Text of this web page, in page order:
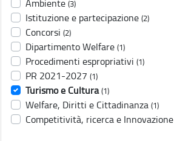
Ambiente (3)
Istituzione e partecipazione (2)
Concorsi (2)
Dipartimento Welfare (1)
Procedimenti espropriativi (1)
PR 2021-2027 (1)
Turismo e Cultura (1)
Welfare, Diritti e Cittadinanza (1)
Competitività, ricerca e Innovazione